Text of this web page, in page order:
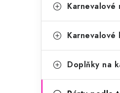
o
t
r
kategorie
a
e
o
Karnevalové
Karnevalové
Doplňky na